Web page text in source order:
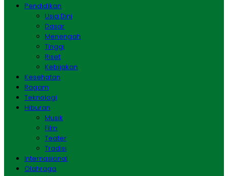
Pendidikan
Usia Dini
Dasar
Menengah
Tinggi
Riset
Kebijakan
Kesehatan
Ragam
Teknologi
Hiburan
Musik
Film
Teater
Tradisi
Internasional
Olahraga